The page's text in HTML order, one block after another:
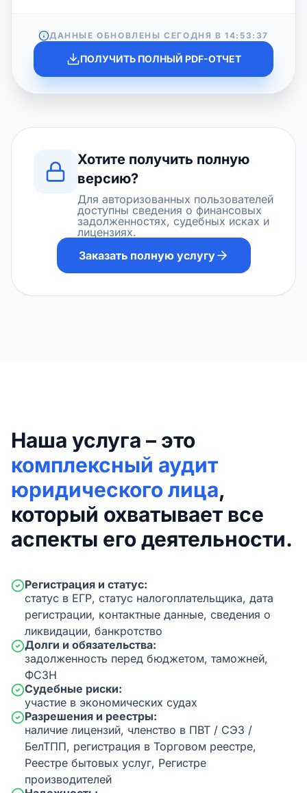
ДАННЫЕ ОБНОВЛЕНЫ СЕГОДНЯ В14:53:37
ПОЛУЧИТЬ ПОЛНЫЙ PDF-ОТЧЕТ
Хотите получить полную
версию?
Для авторизованных пользователей
доступны сведения о финансовых
задолженностях, судебных исках и
лицензиях.
Заказать полную услугу
Наша услуга – это
комплексный аудит
юридического лица,
который охватывает все
аспекты его деятельности.
Регистрация и статус:
статус в ЕГР, статус налогоплательщика, дата
регистрации, контактные данные, сведения о
ликвидации, банкротство
Долги и обязательства:
задолженность перед бюджетом, таможней,
ФСЗН
Судебные риски:
участие в экономических судах
Разрешения и реестры:
наличие лицензий, членство в ПВТ / СЭЗ /
БелТПП, регистрация в Торговом реестре,
Реестре бытовых услуг, Регистре
производителей